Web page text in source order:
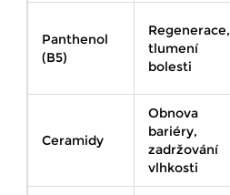
Panthenol
(B5)
Regenerace,
tlumení
bolesti
Ceramidy
Obnova
bariéry,
zadržování
vlhkosti